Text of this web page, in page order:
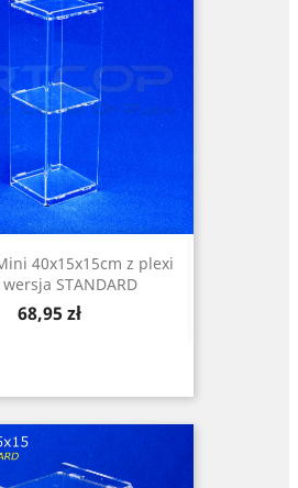
40x15x15cm z plexi
STANDARD
Cena
68,95 zł